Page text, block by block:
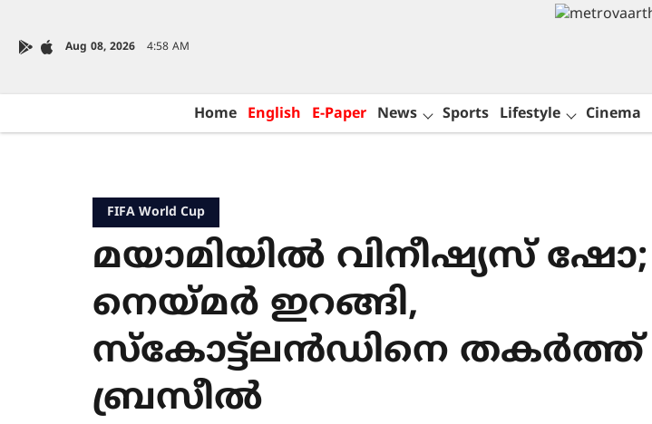
Aug 08, 2026 4:58 AM
Home English E-Paper News Sports Lifestyle Cinema
FIFA World Cup
മയാമിയിൽ വിനീഷ്യസ് ഷോ;
നെയ്മർ ഇറങ്ങി,
സ്കോട്ട്ലൻഡിനെ തകർത്ത്
ബ്രസീൽ